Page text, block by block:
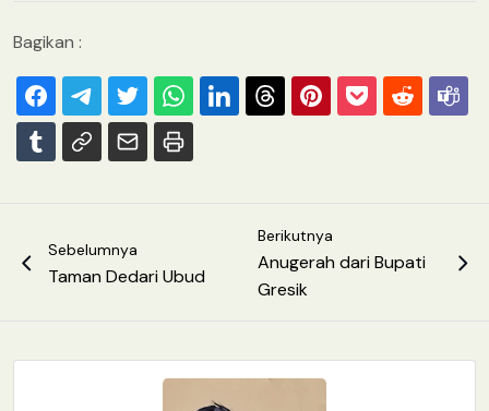
Bagikan :
Sebelumnya
Taman Dedari Ubud
Berikutnya
Anugerah dari Bupati
Gresik